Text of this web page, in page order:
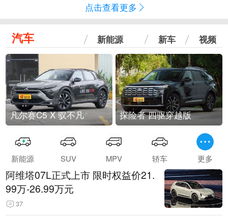
点击查看更多
汽车 新能源 新车 视频
凡尔赛C5 X 驭不凡 探险者 四驱穿越版
新能源 SUV MPV 轿车 更多
阿维塔07L正式上市 限时权益价21.
99万-26.99万元
37